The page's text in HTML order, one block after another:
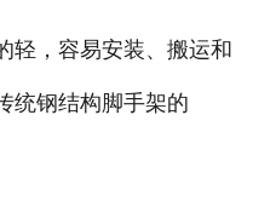
轻，容易安装、搬运和
统钢结构脚手架的